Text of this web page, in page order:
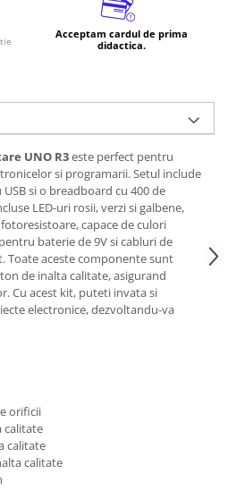
Acceptam cardul de prima
didactica.
UNO R3este perfect pentru
si programarii. Setul include
si o breadboard cu 400 de
LED-uri rosii, verzi si galbene,
capace de culori
baterie de 9V si cabluri de
Toate aceste componente sunt
de inalta calitate, asigurand
Cu acest kit, puteti invata si
electronice, dezvoltandu-va
orificii
calitate
calitate
calitate